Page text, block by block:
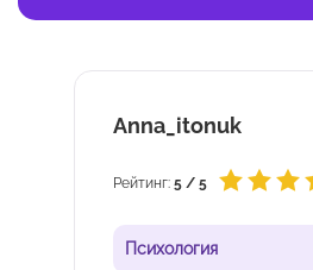
Олександр
Рейтинг: 5 / 5
Психология